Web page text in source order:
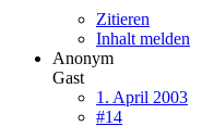
Zitieren
Inhalt melden
Anonym
Gast
1. April 2003
#14